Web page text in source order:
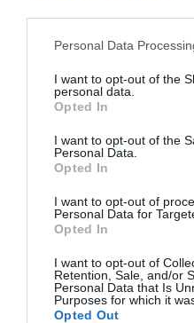
Please note that this
not limited to your visit or
grant or deny consent to
use your data for below
consent section.
Personal Data
I want to opt-out of the
personal data.
Opted In
I want to opt-out of the
Personal Data.
Opted In
I want to opt-out of
Personal Data for
Opted In
I want to opt-out of
Retention, Sale, and/or
Personal Data that Is
Purposes for which it
Opted Out
Séfünk,
a
Éppen
Saját
A
tagja a
Probléma jelentése